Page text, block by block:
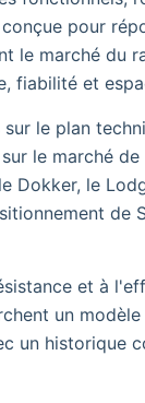
conçue pour
le marché du
fiabilité et
le plan
le marché de
Dokker, le
de
et à
un
un historique